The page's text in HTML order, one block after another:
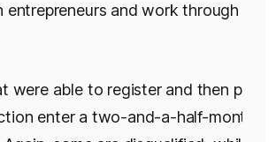
entrepreneurs and work through
were able to register and then pass
enter a two-and-a-half-month